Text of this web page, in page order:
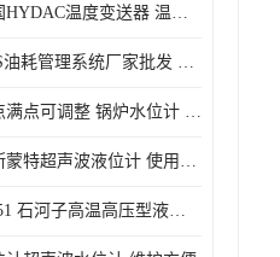
德国HYDAC温度变送器 温度变送器工作原理 市场性价比优
GPS油耗管理系统厂家批发 CR-606 汽车油位传感器故障
零点满点可调整 锅炉水位计 太原智能锅炉汽包液位计生产厂家
罗斯蒙特超声波液位计 使用寿命长
DB51 石河子高温高压型液位变送器 性能稳定